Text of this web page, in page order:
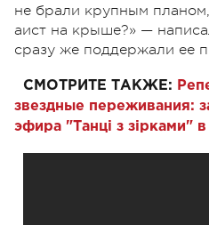
не брали крупным
аист на крыше?» —
сразу же поддержали ее
СМОТРИТЕ ТАКЖЕ:
звездные переживания:
эфира "Танці з зірками"